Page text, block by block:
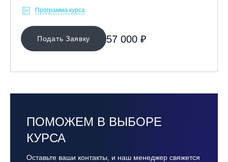
Программа курса
Подать Заявку 57 000 ₽
ПОМОЖЕМ В ВЫБОРЕ
КУРСА
Оставьте ваши контакты, и наш менеджер свяжется